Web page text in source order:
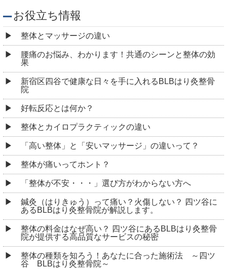
お役立ち情報
整体とマッサージの違い
腰痛のお悩み、わかります！共通のシーンと整体の効
果
新宿区四谷で健康な日々を手に入れるBLBはり灸整骨
院
好転反応とは何か？
整体とカイロプラクティックの違い
「高い整体」と「安いマッサージ」の違いって？
整体が痛いってホント？
「整体が不安・・・」選び方がわからない方へ
鍼灸（はりきゅう）って痛い？火傷しない？ 四ツ谷に
あるBLBはり灸整骨院が解説します。
整体の料金はなぜ高い？ 四ツ谷にあるBLBはり灸整骨
院が提供する高品質なサービスの秘密
整体の種類を知ろう！あなたに合った施術法 ～四ツ
谷 BLBはり灸整骨院～